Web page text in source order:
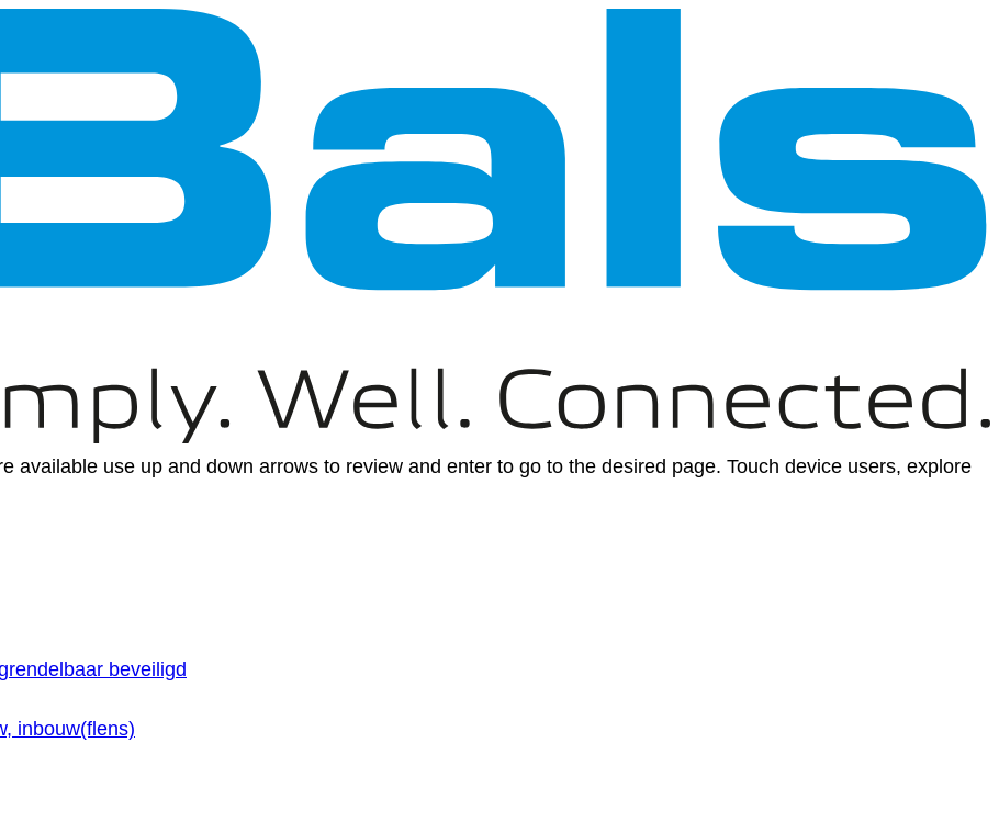
available use up and down arrows to review and enter to go to the desired page. Touch device users, explore
beveiligd
inbouw(flens)